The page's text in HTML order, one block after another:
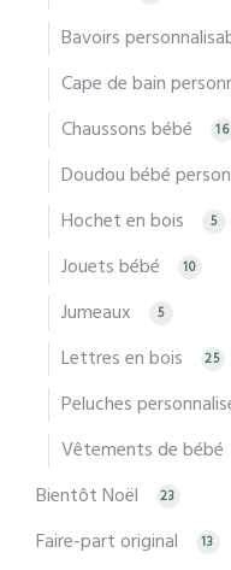
Bavoirs
Cape de bain
Chaussons bébé 16
Doudou bébé
Hochet en bois 5
Jouets bébé 10
Jumeaux 5
Lettres en bois 25
Peluches
Vêtements de bébé
Bientôt Noël 23
Faire-part original 13